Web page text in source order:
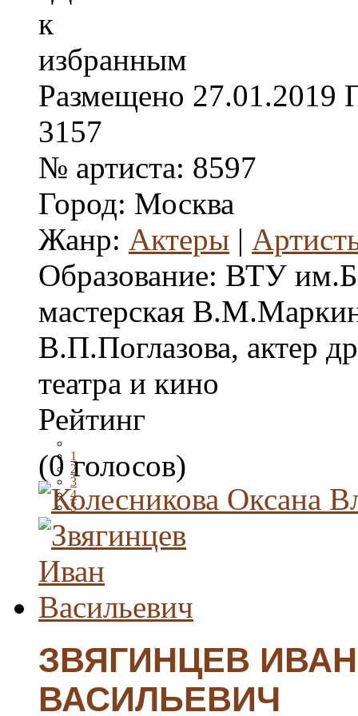
Размещено 27.01.2019
3157
№ артиста: 8597
Город: Москва
Жанр: Актеры |
Образование: ВТУ
мастерская
В.П.Поглазова, актер
театра и кино
Рейтинг
1
2
3
4
5
(0 голосов)
ЗВЯГИНЦЕВ ИВАН
ВАСИЛЬЕВИЧ